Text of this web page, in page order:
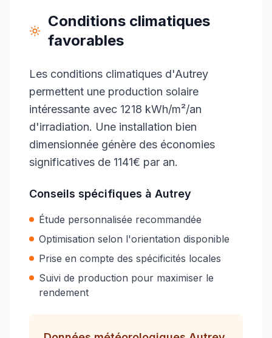
Conditions climatiques
favorables
Les conditions climatiques d'Autrey
permettent une production solaire
intéressante avec 1218 kWh/m²/an
d'irradiation. Une installation bien
dimensionnée génère des économies
significatives de 1141€ par an.
Conseils spécifiques à Autrey
Étude personnalisée recommandée
Optimisation selon l'orientation disponible
Prise en compte des spécificités locales
Suivi de production pour maximiser le
rendement